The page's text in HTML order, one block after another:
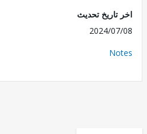
تحديث
2024/